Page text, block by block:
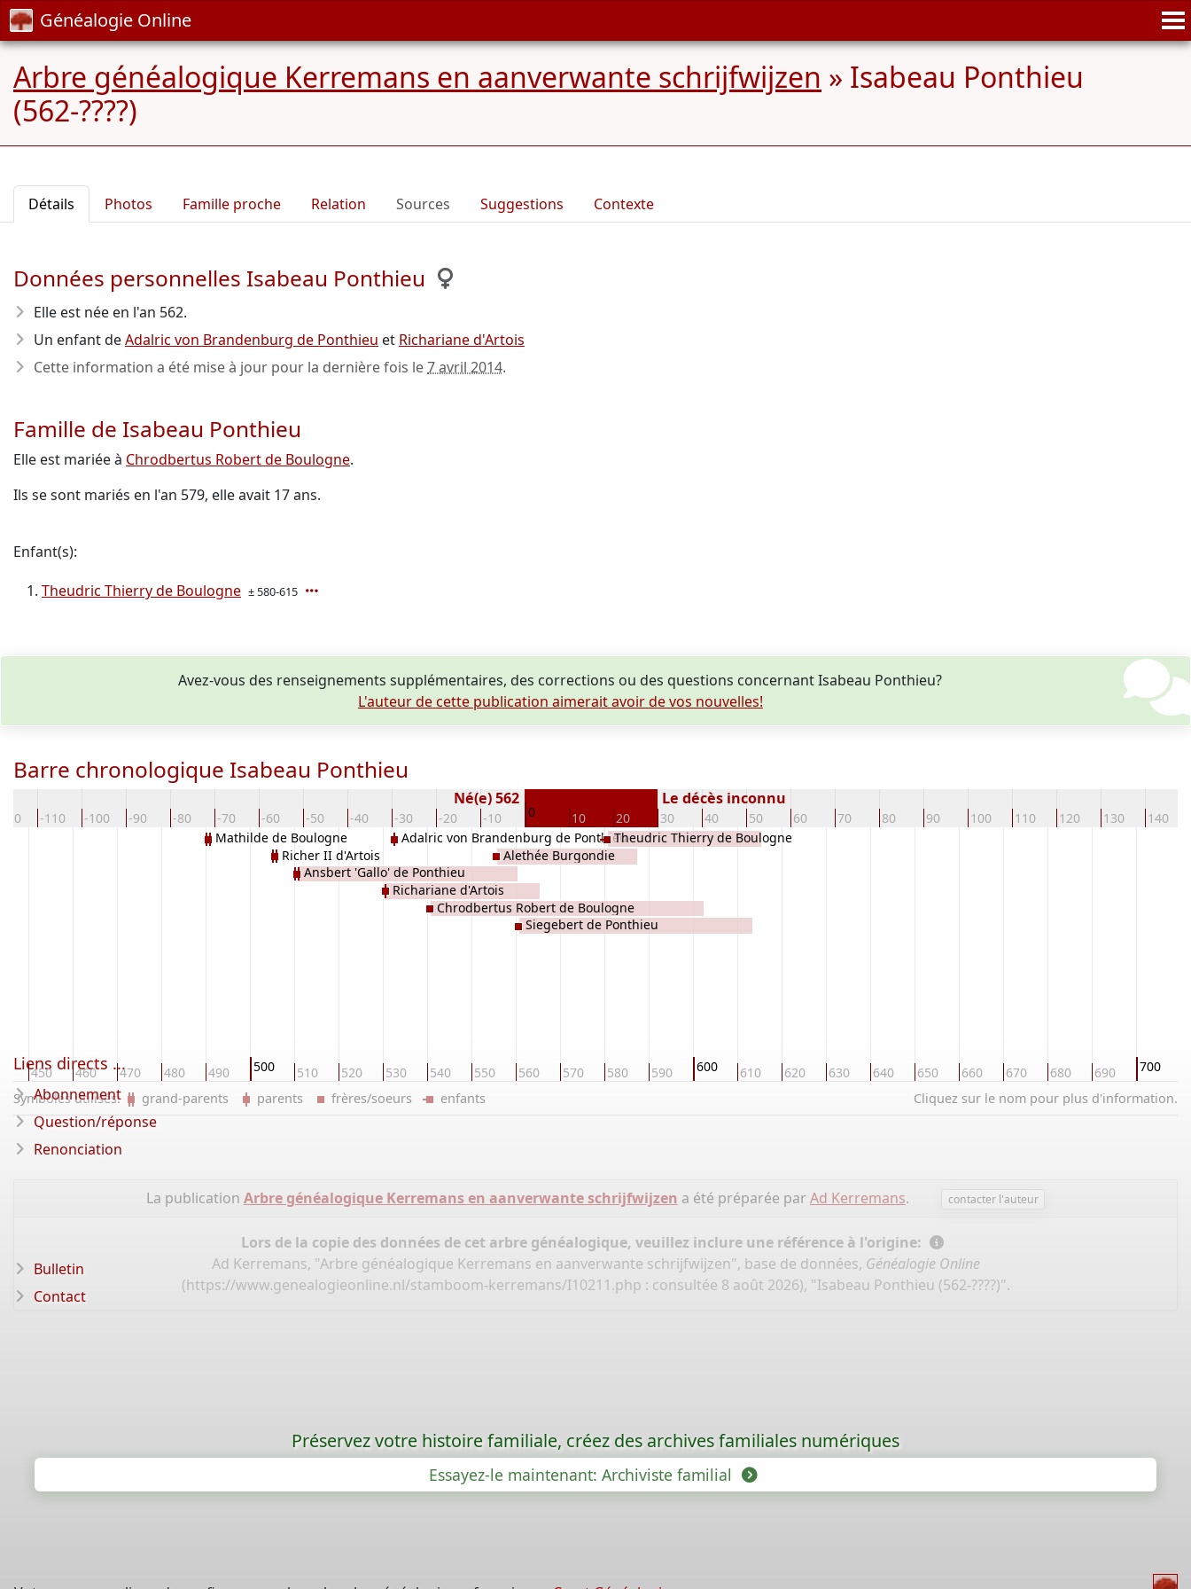
Généalogie Online
Arbre généalogique Kerremans en aanverwante schrijfwijzen » Isabeau Ponthieu
(562-????)
Détails Photos Famille proche Relation Sources Suggestions Contexte
Données personnelles Isabeau Ponthieu
Elle est née en l'an 562.
Un enfant deAdalric von Brandenburg de Ponthieu et Richariane d'Artois
Cette information a été mise à jour pour la dernière fois le7 avril 2014.
Famille de Isabeau Ponthieu
Elle est mariée à Chrodbertus Robert de Boulogne.
Ils se sont mariés en l'an 579, elle avait 17 ans.
Enfant(s):
Theudric Thierry de Boulogne ± 580-615
Avez-vous des renseignements supplémentaires, des corrections ou des questions concernant Isabeau Ponthieu?
L'auteur de cette publication aimerait avoir de vos nouvelles!
Barre chronologique Isabeau Ponthieu
-110 -100 -90 -80 -70 -60 -50 -40 -30 -20 -10 0 10 20 30 40 50 60 70 80 90 100 110 120 130 140
Né(e) 562 Le décès inconnu
450 460 470 480 490 500 510 520 530 540 550 560 570 580 590 600 610 620 630 640 650 660 670 680 690 700
Mathilde de Boulogne
Richer II d'Artois
Ansbert 'Gallo' de Ponthieu
Richariane d'Artois
Adalric von Brandenburg de Ponthieu
Chrodbertus Robert de Boulogne
Alethée Burgondie
Siegebert de Ponthieu
Theudric Thierry de Boulogne
Cliquez sur le nom pour plus d'information.
Symboles utilisés: grand-parents parents frères/soeurs enfants
La publication Arbre généalogique Kerremans en aanverwante schrijfwijzen a été préparée par Ad Kerremans. contacter l'auteur
Lors de la copie des données de cet arbre généalogique, veuillez inclure une référence à l'origine:
Ad Kerremans, "Arbre généalogique Kerremans en aanverwante schrijfwijzen", base de données, Généalogie Online
(https://www.genealogieonline.nl/stamboom-kerremans/I10211.php : consultée 8 août 2026), "Isabeau Ponthieu (562-????)".
Liens directs ...
Abonnement
Question/réponse
Renonciation
Bulletin
Contact
Préservez votre histoire familiale, créez des archives familiales numériques
Essayez-le maintenant: Archiviste familial